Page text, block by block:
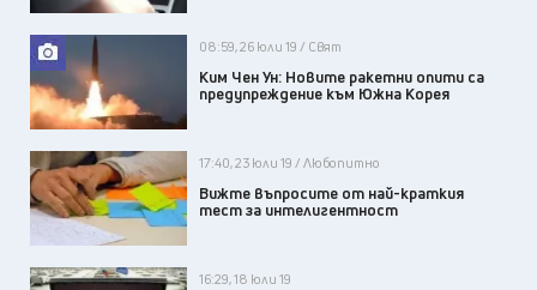
08:59, 26 юли 19 / Свят
Ким Чен Ун: Новите ракетни опити са
предупреждение към Южна Корея
17:40, 23 юли 19 / Любопитно
Вижте въпросите от най-краткия
тест за интелигентност
16:29, 18 юли 19